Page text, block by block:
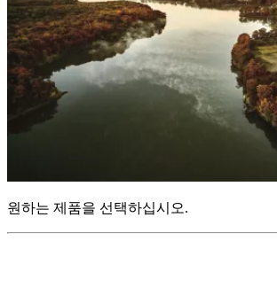
원하는 제품을 선택하십시오.